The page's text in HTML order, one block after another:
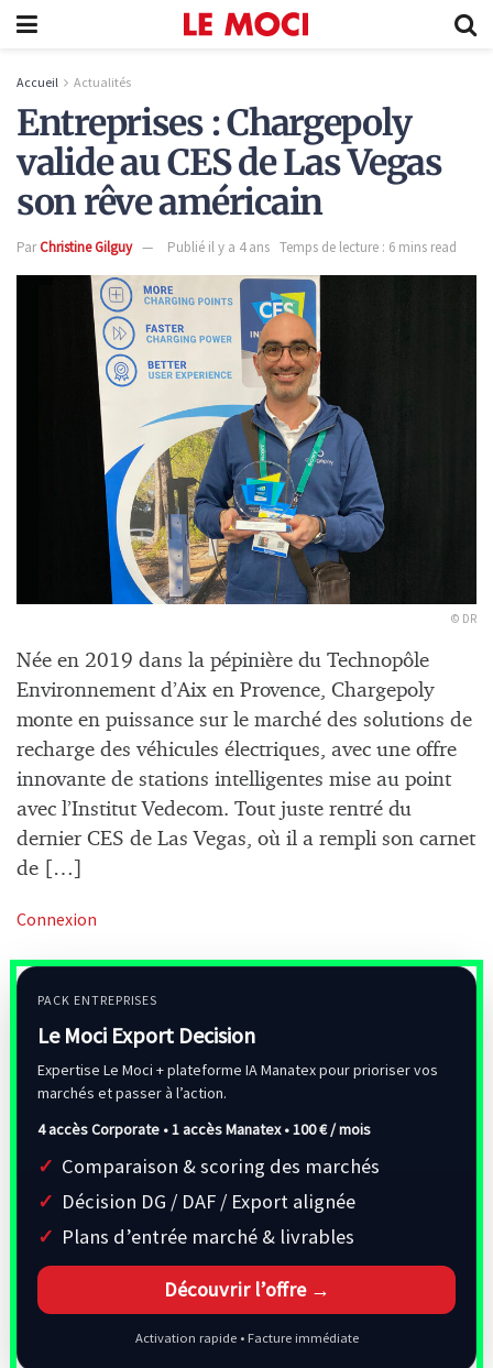
Accueil Actualités
Entreprises : Chargepoly
valide au CES de Las Vegas
son rêve américain
ParChristine Gilguy Publié il y a 4 ans Temps de lecture : 6 mins read
© DR
Née en 2019 dans la pépinière du Technopôle
Environnement d’Aix en Provence, Chargepoly
monte en puissance sur le marché des solutions de
recharge des véhicules électriques, avec une offre
innovante de stations intelligentes mise au point
avec l’Institut Vedecom. Tout juste rentré du
dernier CES de Las Vegas, où il a rempli son carnet
de […]
Connexion
PACK ENTREPRISES
Le Moci Export Decision
Expertise Le Moci + plateforme IA Manatex pour prioriser vos
marchés et passer à l’action.
4 accès Corporate • 1 accès Manatex •100 € / mois
Comparaison & scoring des marchés
Décision DG / DAF / Export alignée
Plans d’entrée marché & livrables
Découvrir l’offre →
Activation rapide • Facture immédiate